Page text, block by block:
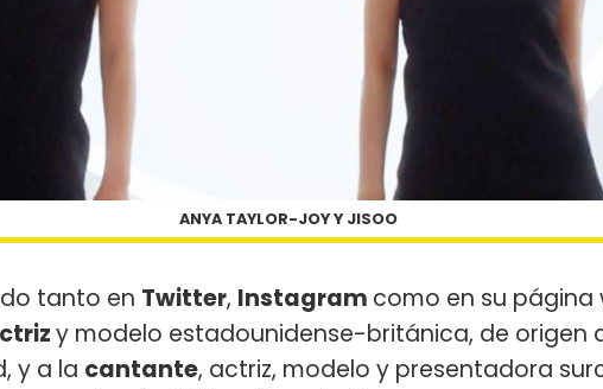
ANYA TAYLOR-JOY Y JISOO
tanto en Twitter, Instagram como en su página
y modelo estadounidense-británica, de origen
y a la cantante, actriz, modelo y presentadora